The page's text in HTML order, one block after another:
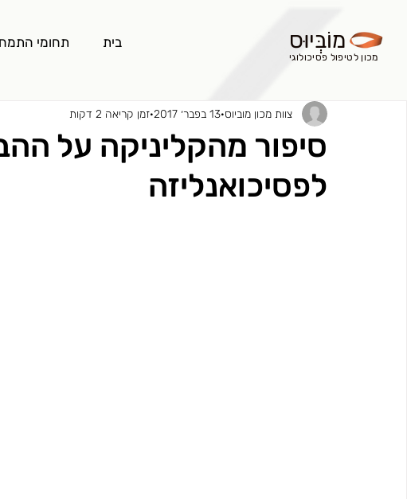
בית תחומי
מכון לטיפול פסיכולוגי
מוֹבְּיוּס
סיפור מהקליניקה על
לפסיכואנליזה
צוות מכון מוביוס 13 בפבר׳ 2017 זמן קריאה 2 דקות